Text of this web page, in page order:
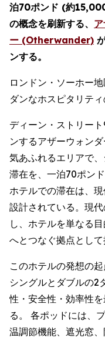
泊70ポンド (約
の概念を刷新する、
ー (Otherwander)
ンする。
ロンドン・ソーホー
ダンなホスピタリテ
ディーン・ストリー
ンするアザーウォン
気あふれるエリアで
滞在を、一泊70ポン
ホテルでの滞在は、
設計されている。現
し、ホテルを単なる
へとつなぐ拠点として
このホテルの発想の
シングルとダブルの2
性・安全性・効率性
る。 各ポッドには、
温調節機能、遮光窓